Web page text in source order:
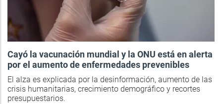
Cayó la vacunación mundial y la ONU está en alerta
por el aumento de enfermedades prevenibles
El alza es explicada por la desinformación, aumento de las
crisis humanitarias, crecimiento demográfico y recortes
presupuestarios.